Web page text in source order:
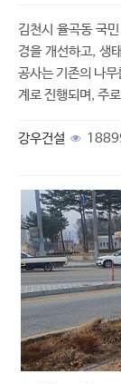
김천시 율곡동 국
경을 개선하고, 생
공사는 기존의 나
계로 진행되며, 주
강우건설